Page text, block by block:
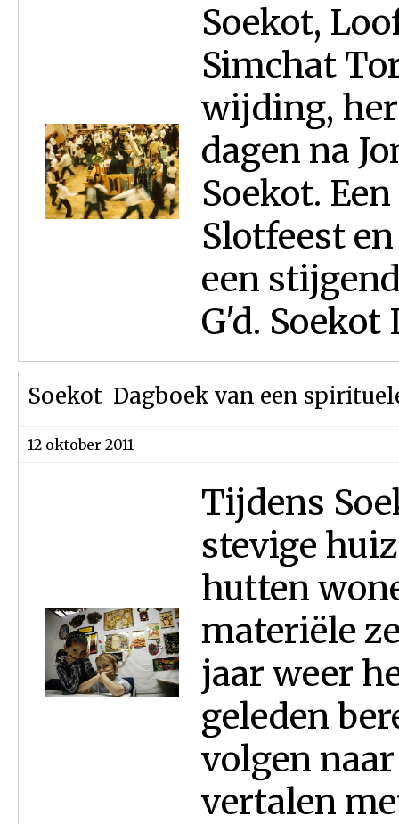
Soekot,
Simchat
wijding,
dagen na
Soekot.
Slotfeest
een
G'd.
Soekot  Dagboek van een
12 oktober 2011
Tijdens
stevige
hutten
materiële
jaar weer
geleden
volgen
vertalen